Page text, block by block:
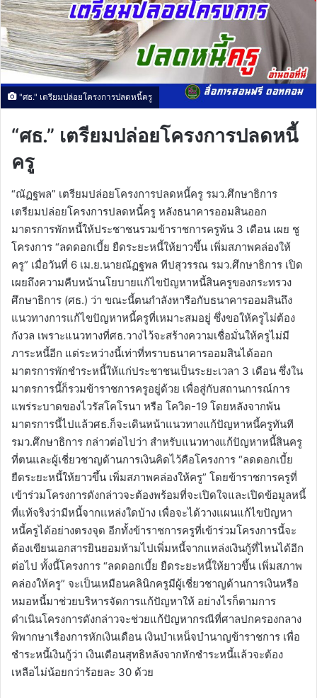
"ศธ." เตรียมปล่อยโครงการปลดหนี้ครู
“ศธ.” เตรียมปล่อยโครงการปลดหนี้
ครู
“ณัฏฐพล” เตรียมปล่อยโครงการปลดหนี้ครู รมว.ศึกษาธิการ
เตรียมปล่อยโครงการปลดหนี้ครู หลังธนาคารออมสินออก
มาตรการพักหนี้ให้ประชาชนรวมข้าราชการครูพ้น 3 เดือน เผย ชู
โครงการ “ลดดอกเบี้ย ยืดระยะหนี้ให้ยาวขึ้น เพิ่มสภาพคล่องให้
ครู” เมื่อวันที่ 6 เม.ย.นายณัฏฐพล ทีปสุวรรณ รมว.ศึกษาธิการ เปิด
เผยถึงความคืบหน้านโยบายแก้ไขปัญหาหนี้สินครูของกระทรวง
ศึกษาธิการ (ศธ.) ว่า ขณะนี้ตนกำลังหารือกับธนาคารออมสินถึง
แนวทางการแก้ไขปัญหาหนี้ครูที่เหมาะสมอยู่ ซึ่งขอให้ครูไม่ต้อง
กังวล เพราะแนวทางที่ศธ.วางไว้จะสร้างความเชื่อมั่นให้ครูไม่มี
ภาระหนี้อีก แต่ระหว่างนี้เท่าที่ทราบธนาคารออมสินได้ออก
มาตรการพักชำระหนี้ให้แก่ประชาชนเป็นระยะเวลา 3 เดือน ซึ่งใน
มาตรการนี้ก็รวมข้าราชการครูอยู่ด้วย เพื่อสู่กับสถานการณ์การ
แพร่ระบาดของไวรัสโคโรนา หรือ โควิด-19 โดยหลังจากพ้น
มาตรการนี้ไปแล้วศธ.ก็จะเดินหน้าแนวทางแก้ปัญหาหนี้ครูทันที
รมว.ศึกษาธิการ กล่าวต่อไปว่า สำหรับแนวทางแก้ปัญหาหนี้สินครู
ที่ตนและผู้เชี่ยวชาญด้านการเงินคิดไว้คือโครงการ “ลดดอกเบี้ย
ยืดระยะหนี้ให้ยาวขึ้น เพิ่มสภาพคล่องให้ครู” โดยข้าราชการครูที่
เข้าร่วมโครงการดังกล่าวจะต้องพร้อมที่จะเปิดใจและเปิดข้อมูลหนี้
ที่แท้จริงว่ามีหนี้จากแหล่งใดบ้าง เพื่อจะได้วางแผนแก้ไขปัญหา
หนี้ครูได้อย่างตรงจุด อีกทั้งข้าราชการครูที่เข้าร่วมโครงการนี้จะ
ต้องเขียนเอกสารยินยอมห้ามไปเพิ่มหนี้จากแหล่งเงินกู้ที่ไหนได้อีก
ต่อไป ทั้งนี้โครงการ “ลดดอกเบี้ย ยืดระยะหนี้ให้ยาวขึ้น เพิ่มสภาพ
คล่องให้ครู” จะเป็นเหมือนคลินิกครูมีผู้เชี่ยวชาญด้านการเงินหรือ
หมอหนี้มาช่วยบริหารจัดการแก้ปัญหาให้ อย่างไรก็ตามการ
ดำเนินโครงการดังกล่าวจะช่วยแก้ปัญหากรณีที่ศาลปกครองกลาง
พิพากษาเรื่องการหักเงินเดือน เงินบำเหน็จบำนาญข้าราชการ เพื่อ
ชำระหนี้เงินกู้ว่า เงินเดือนสุทธิหลังจากหักชำระหนี้แล้วจะต้อง
เหลือไม่น้อยกว่าร้อยละ 30 ด้วย